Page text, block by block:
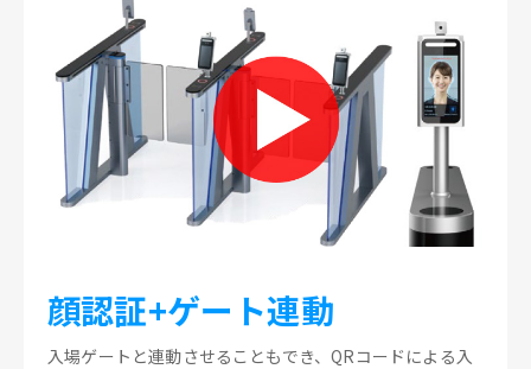
顔認証+ゲート連動
入場ゲートと連動させることもでき、QRコードによる入